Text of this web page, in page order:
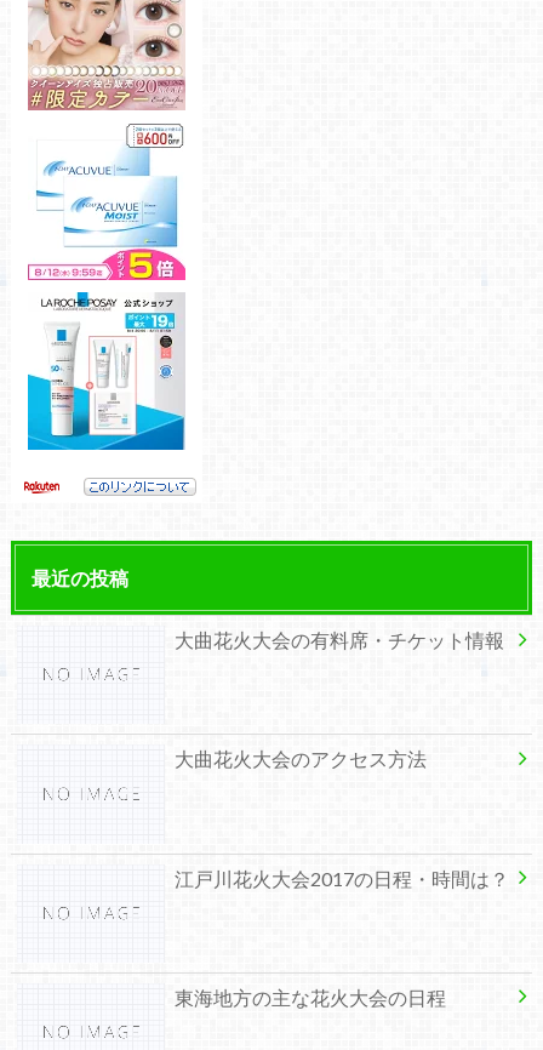
最近の投稿
大曲花火大会の有料席・チケット情報
大曲花火大会のアクセス方法
江戸川花火大会2017の日程・時間は？
東海地方の主な花火大会の日程